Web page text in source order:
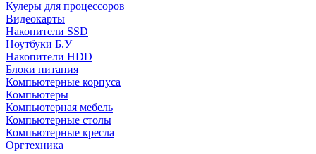
Кулеры для процессоров
Видеокарты
Накопители SSD
Ноутбуки Б.У
Накопители HDD
Блоки питания
Компьютерные корпуса
Компьютеры
Компьютерная мебель
Компьютерные столы
Компьютерные кресла
Оргтехника